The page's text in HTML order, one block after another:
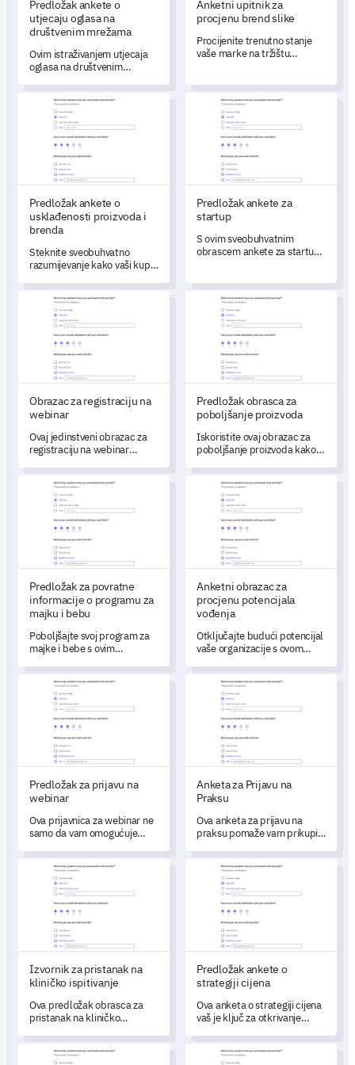
Predložak ankete o
utjecaju oglasa na
društvenim mrežama
Ovim istraživanjem utjecaja
oglasa na društvenim
učinkovitost svojih online
promocija i identificirati
područja za poboljšanje.
Anketni upitnik za
procjenu brend slike
Procijenite trenutno stanje
vaše marke na tržištu
Predložak ankete o usklađenosti proizvoda i brenda
Predložak ankete o
usklađenosti proizvoda i
brenda
Steknite sveobuhvatno
razumijevanje kako vaši kupci
između vašeg brenda i
proizvoda koristeći ovu
predložak.
Predložak ankete za startup
Predložak ankete za
startup
S ovim sveobuhvatnim
obrascem ankete za startup,
operativne procese vašeg
poduzeća.
Obrazac za registraciju na webinar
Obrazac za registraciju na
webinar
Ovaj jedinstveni obrazac za
registraciju na webinar
razumijevanje preferencija i
ponašanja vaših sudionika,
pružajući ključne uvide za
prilagođenije i angažiranije
iskustvo.
Predložak obrasca za
Predložak obrasca za
poboljšanje proizvoda
Iskoristite ovaj obrazac za
poboljšanje proizvoda kako
iskustvima korisnika, potičući
strategije poboljšanja
proizvoda.
Predložak za povratne informacije o programu za majku i
Predložak za povratne
informacije o programu za
majku i bebu
Poboljšajte svoj program za
majke i bebe s ovim
ankete koja bilježi ključne
uvide o iskustvima i
mišljenjima vaših sudionika.
Anketni obrazac za procjenu
Anketni obrazac za
procjenu potencijala
vođenja
Otključajte budući potencijal
vaše organizacije s ovom
potencijala.
Predložak za prijavu na webinar
Predložak za prijavu na
webinar
Ova prijavnica za webinar ne
samo da vam omogućuje
registraciju sudionika, već
vam također pomaže
razumjeti njihove preferencije
sadržaja i faktore prisustva.
Anketa za Prijavu na Praksu
Anketa za Prijavu na
Praksu
Ova anketa za prijavu na
praksu pomaže vam prikupiti
od kandidata kako biste
poboljšali svoj proces
zapošljavanja.
Izvornik za pristanak na kliničko ispitivanje
Izvornik za pristanak na
kliničko ispitivanje
Ova predložak obrasca za
pristanak na kliničko
sustavno prikupiti uvide od
potencijalnih sudionika
Predložak ankete o strategiji
Predložak ankete o
strategiji cijena
Ova anketa o strategiji cijena
vaš je ključ za otkrivanje
vašem modelu cijena.
Predložak ankete o ocjenjivanju TV reklama
Predložak za anketu o